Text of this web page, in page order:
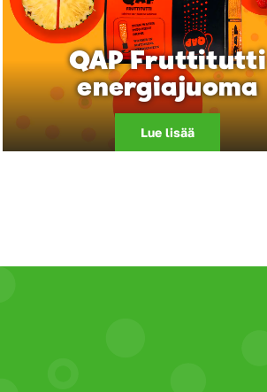
QAP Fruttitutti
energiajuoma
Lue lisää